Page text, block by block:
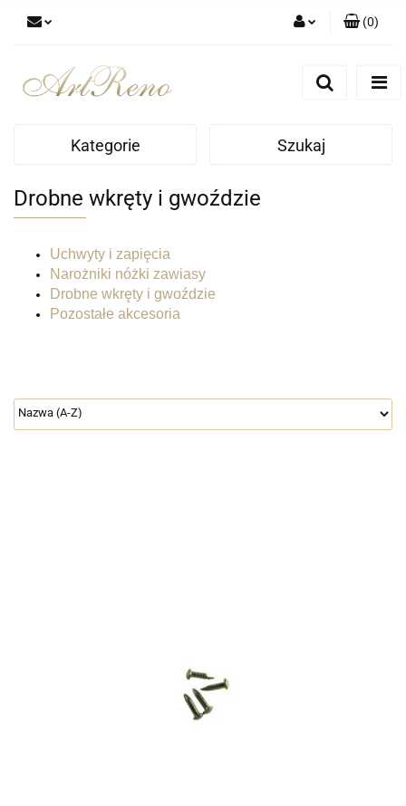
Zgody cookies
(0)
Kategorie Szukaj
Drobne wkręty i gwoździe
Uchwyty i zapięcia
Narożniki nóżki zawiasy
Drobne wkręty i gwoździe
Pozostałe akcesoria